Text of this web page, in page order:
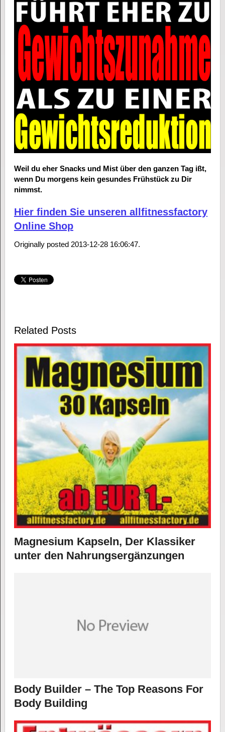
Weil du eher Snacks und Mist über den ganzen Tag ißt,
wenn Du morgens kein gesundes Frühstück zu Dir
nimmst.
Hier finden Sie unseren allfitnessfactory
Online Shop
Originally posted 2013-12-28 16:06:47.
Related Posts
Magnesium Kapseln, Der Klassiker
unter den Nahrungsergänzungen
Body Builder – The Top Reasons For
Body Building